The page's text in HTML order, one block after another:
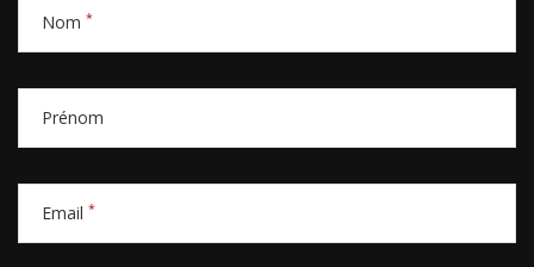
Nom *
Prénom
Email *